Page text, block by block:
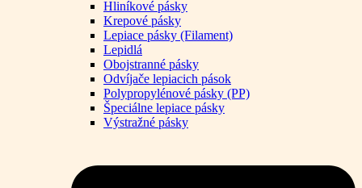
Hliníkové pásky
Krepové pásky
Lepiace pásky (Filament)
Lepidlá
Obojstranné pásky
Odvíjače lepiacich pások
Polypropylénové pásky (PP)
Špeciálne lepiace pásky
Výstražné pásky